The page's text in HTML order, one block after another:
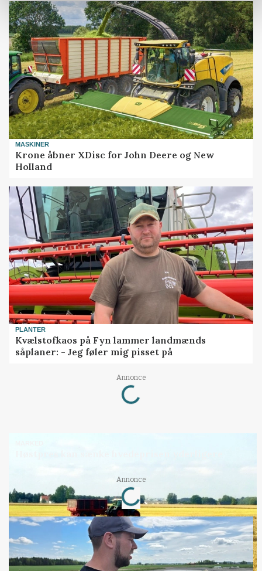
MASKINER
Krone åbner XDisc for John Deere og New
Holland
PLANTER
Kvælstofkaos på Fyn lammer landmænds
såplaner: - Jeg føler mig pisset på
Annonce
Loading...
Annonce
Loading...